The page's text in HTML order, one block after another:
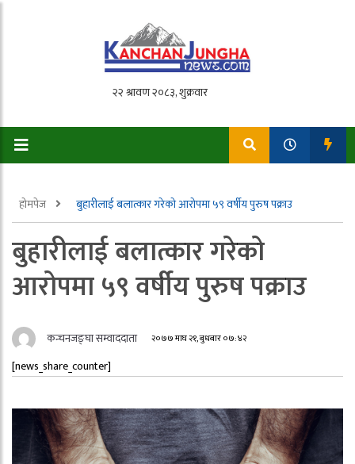
होमपेज बुहारीलाई बलात्कार गरेको आरोपमा ५९ वर्षीय पुरुष पक्राउ
बुहारीलाई बलात्कार गरेको
आरोपमा ५९ वर्षीय पुरुष पक्राउ
कन्चनजङ्घा सम्वाददाता २०७७ माघ २१, बुधबार ०७:४२
[news_share_counter]